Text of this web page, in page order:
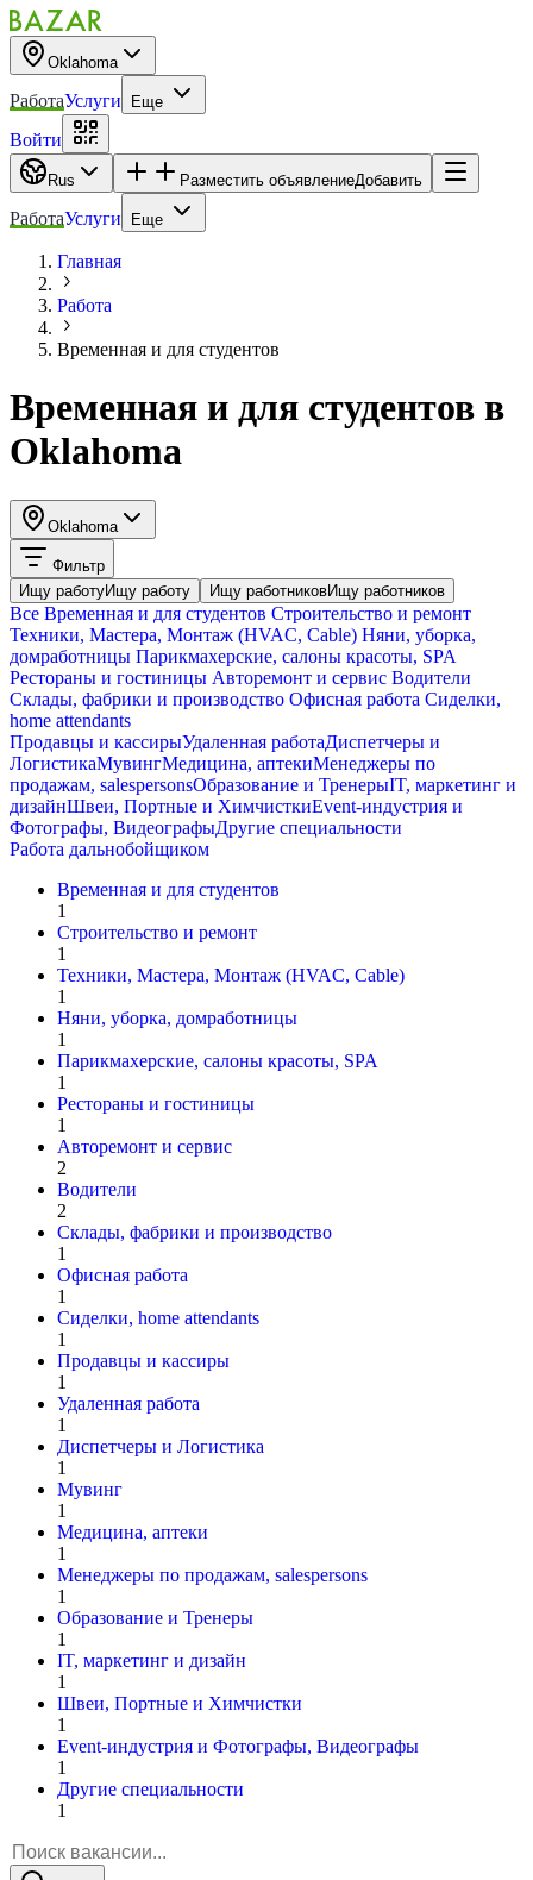
Oklahoma
РаботаУслуги Еще
Войти
Rus Разместить объявлениеДобавить
РаботаУслуги Еще
Главная
Работа
Временная и для студентов
Временная и для студентов в
Oklahoma
Oklahoma
Фильтр
Ищу работуИщу работу Ищу работниковИщу работников
Все Временная и для студентов Строительство и ремонт
Техники, Мастера, Монтаж (HVAC, Cable) Няни, уборка,
домработницы Парикмахерские, салоны красоты, SPA
Рестораны и гостиницы Авторемонт и cервис Водители
Склады, фабрики и производство Офисная работа Сиделки,
home attendants
Продавцы и кассирыУдаленная работаДиспетчеры и
ЛогистикаМувингМедицина, аптекиМенеджеры по
продажам, salespersonsОбразование и ТренерыIT, маркетинг и
дизайнШвеи, Портные и ХимчисткиEvent-индустрия и
Фотографы, ВидеографыДругие специальности
Работа дальнобойщиком
Временная и для студентов
1
Строительство и ремонт
1
Техники, Мастера, Монтаж (HVAC, Cable)
1
Няни, уборка, домработницы
1
Парикмахерские, салоны красоты, SPA
1
Рестораны и гостиницы
1
Авторемонт и cервис
2
Водители
2
Склады, фабрики и производство
1
Офисная работа
1
Сиделки, home attendants
1
Продавцы и кассиры
1
Удаленная работа
1
Диспетчеры и Логистика
1
Мувинг
1
Медицина, аптеки
1
Менеджеры по продажам, salespersons
1
Образование и Тренеры
1
IT, маркетинг и дизайн
1
Швеи, Портные и Химчистки
1
Event-индустрия и Фотографы, Видеографы
1
Другие специальности
1